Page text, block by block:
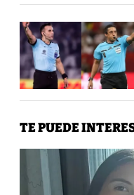
TE PUEDE